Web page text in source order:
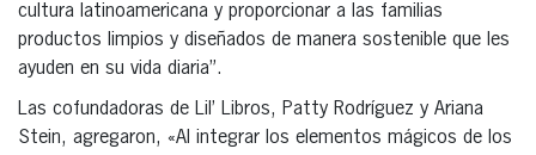
cultura latinoamericana y proporcionar a las familias
productos limpios y diseñados de manera sostenible que les
ayuden en su vida diaria”.
Las cofundadoras de Lil’ Libros, Patty Rodríguez y Ariana
Stein, agregaron, «Al integrar los elementos mágicos de los